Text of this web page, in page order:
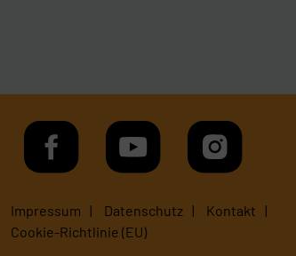
Impressum Datenschutz
Kontakt
Cookie-Richtlinie (EU)